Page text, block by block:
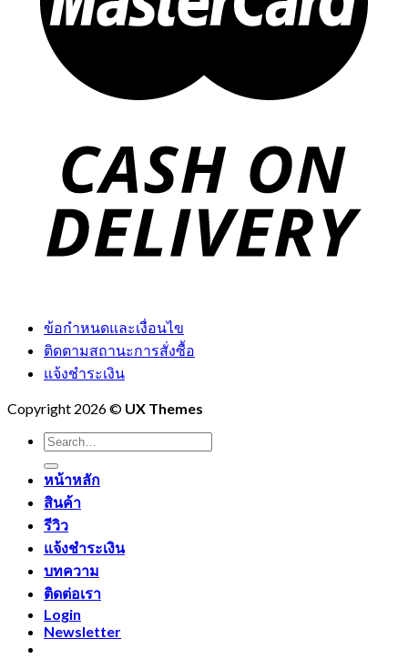
ข้อกำหนดและเงื่อนไข
ติดตามสถานะการสั่งซื้อ
แจ้งชำระเงิน
Copyright 2026 © UX Themes
Search
for:
หน้าหลัก
สินค้า
รีวิว
แจ้งชำระเงิน
บทความ
ติดต่อเรา
Login
Newsletter